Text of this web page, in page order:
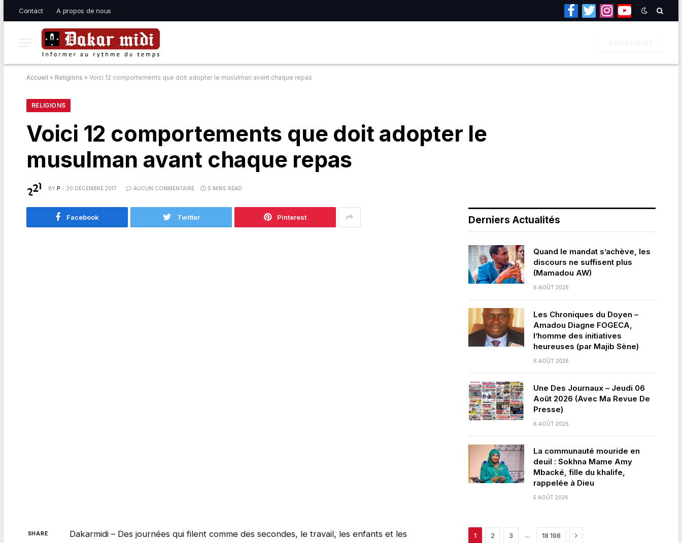
Contact A propos de nous
Facebook
TwitterInstagramYouTube
Accueil » Religions » Voici 12 comportements que doit adopter le musulman avant chaque repas
RELIGIONS
Voici 12 comportements que doit adopter le
musulman avant chaque repas
BY P 20 DÉCEMBRE 2017 AUCUN COMMENTAIRE 5 MINS READ
Facebook Twitter Pinterest
SHARE
Dakarmidi – Des journées qui filent comme des secondes, le travail, les enfants et les
Derniers Actualités
Quand le mandat s’achève, les
discours ne suffisent plus
(Mamadou AW)
6 AOÛT 2026
Les Chroniques du Doyen –
Amadou Diagne FOGECA,
l’homme des initiatives
heureuses (par Majib Sène)
6 AOÛT 2026
Une Des Journaux – Jeudi 06
Août 2026 (Avec Ma Revue De
Presse)
6 AOÛT 2026
La communauté mouride en
deuil : Sokhna Mame Amy
Mbacké, fille du khalife,
rappelée à Dieu
5 AOÛT 2026
1 2 3 … 18 198 Next